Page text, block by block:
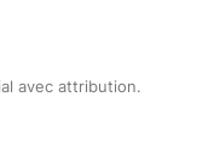
avec attribution.